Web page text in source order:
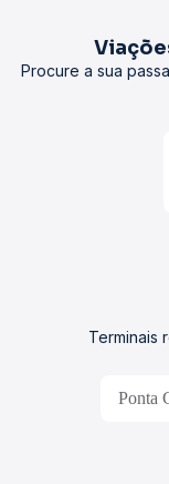
Procure a sua
Terminais
Ponta